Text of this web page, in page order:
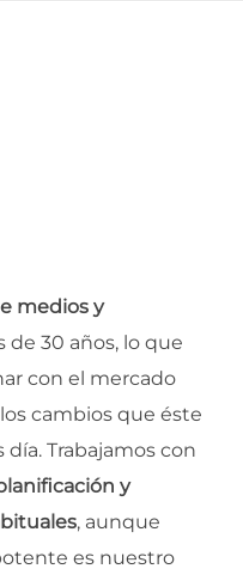
medios y
de 30 años, lo que
con el mercado
cambios que éste
Trabajamos con
y
, aunque
es nuestro